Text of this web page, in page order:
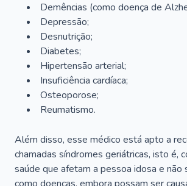
Demências (como doença de
Depressão;
Desnutrição;
Diabetes;
Hipertensão arterial;
Insuficiência cardíaca;
Osteoporose;
Reumatismo.
Além disso, esse médico está apto a
chamadas síndromes geriátricas, isto é,
saúde que afetam a pessoa idosa e não